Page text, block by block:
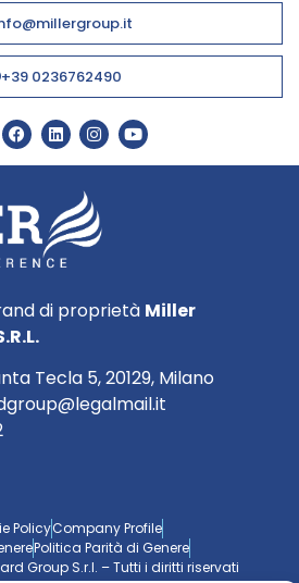
+39 0236762490
di proprietà Miller
Tecla 5, 20129, Milano
PolicyCompany Profile
Politica Parità di Genere
Group S.r.l. – Tutti i diritti riservati